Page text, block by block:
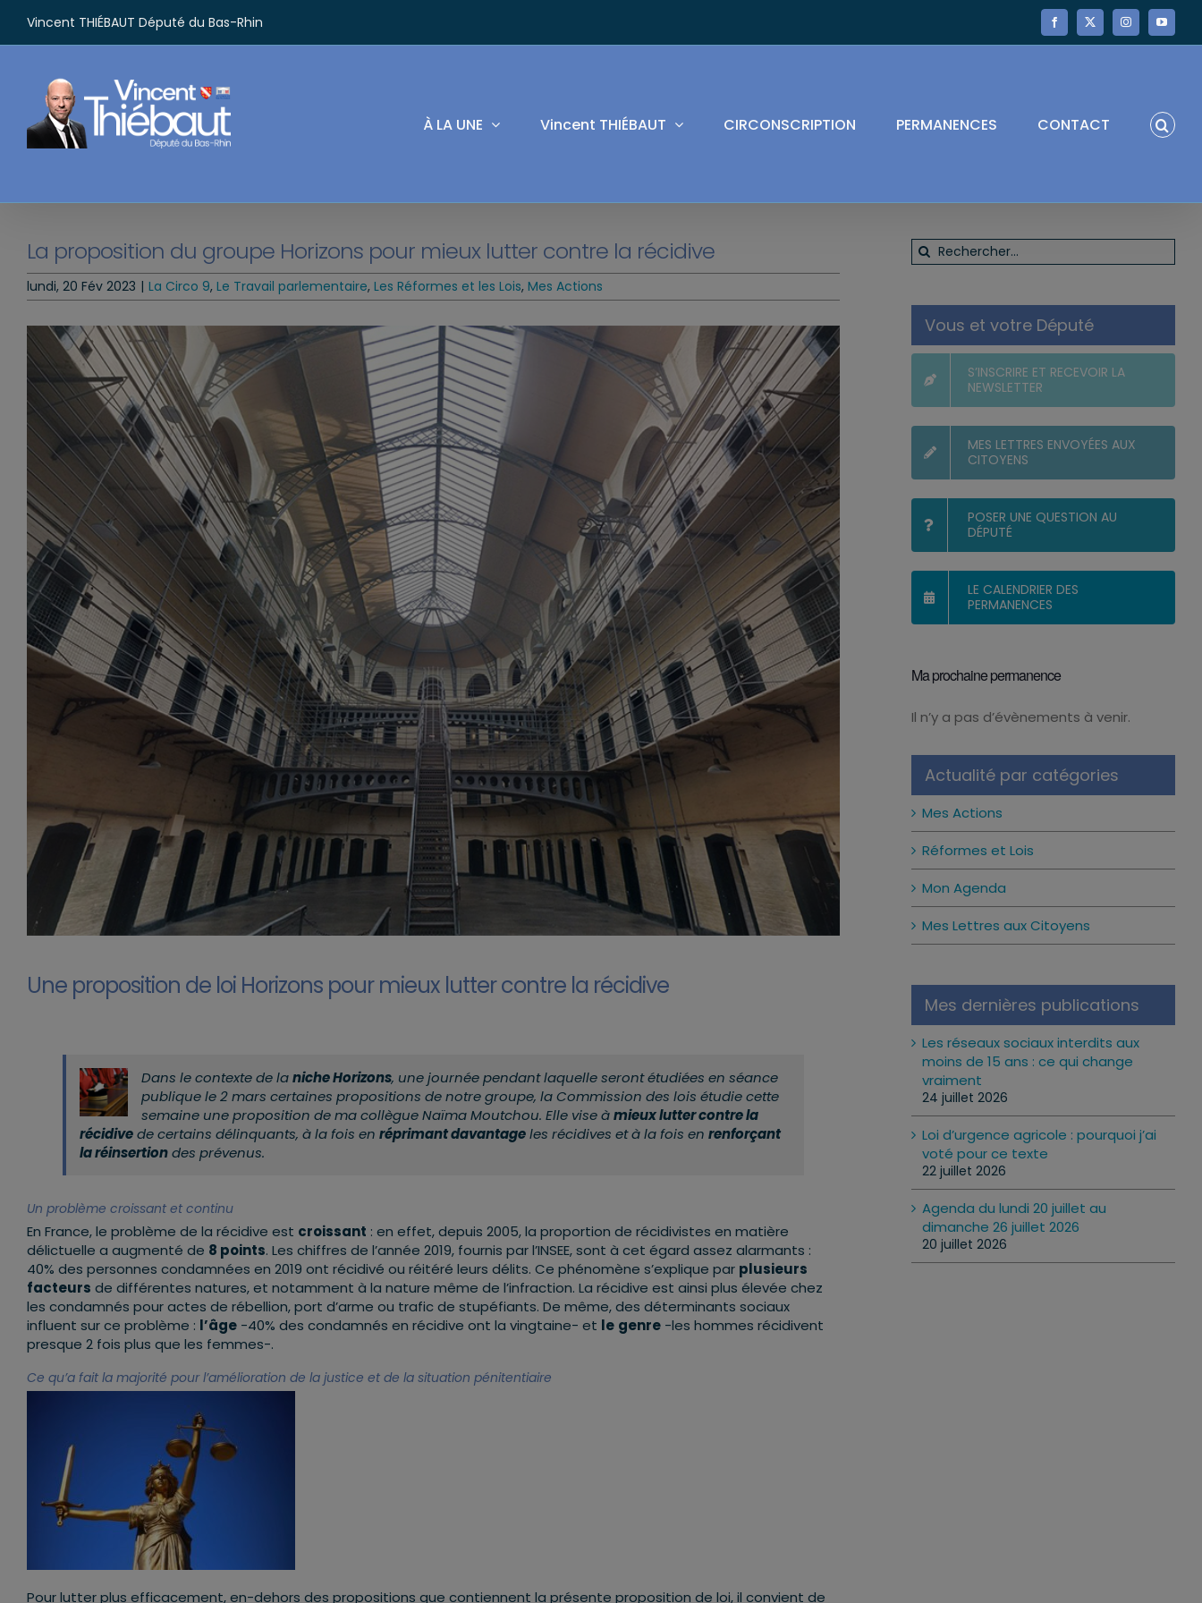
contenu
Vincent THIÉBAUT Député du Bas-Rhin Facebook
X InstagramYouTube
À LA UNE Vincent THIÉBAUT CIRCONSCRIPTION PERMANENCES CONTACT
La proposition du groupe Horizons pour mieux lutter contre la récidive
lundi, 20 Fév 2023 | La Circo 9, Le Travail parlementaire, Les Réformes et les Lois, Mes Actions
Une proposition de loi Horizons pour mieux lutter contre la récidive
Dans le contexte de laniche Horizons, une journée pendant laquelle seront étudiées en séance
publique le 2 mars certaines propositions de notre groupe, la Commission des lois étudie cette
semaine une proposition de ma collègue Naïma Moutchou. Elle vise àmieux lutter contre la
récidivede certains délinquants, à la fois en réprimant davantageles récidives et à la fois en renforçant
la réinsertiondes prévenus.
Un problème croissant et continu
En France, le problème de la récidive est croissant : en effet, depuis 2005, la proportion de récidivistes en matière
délictuelle a augmenté de 8 points. Les chiffres de l’année 2019, fournis par l’INSEE, sont à cet égard assez alarmants :
40% des personnes condamnées en 2019 ont récidivé ou réitéré leurs délits. Ce phénomène s’explique par plusieurs
facteurs de différentes natures, et notamment à la nature même de l’infraction. La récidive est ainsi plus élevée chez
les condamnés pour actes de rébellion, port d’arme ou trafic de stupéfiants. De même, des déterminants sociaux
influent sur ce problème : l’âge-40% des condamnés en récidive ont la vingtaine- et le genre-les hommes récidivent
presque 2 fois plus que les femmes-.
Ce qu’a fait la majorité pour l’amélioration de la justice et de la situation pénitentiaire
Pour lutter plus efficacement, en-dehors des propositions que contiennent la présente proposition de loi, il convient de
Rechercher:
Vous et votre Député
S’INSCRIRE ET RECEVOIR LA
NEWSLETTER
MES LETTRES ENVOYÉES AUX
CITOYENS
POSER UNE QUESTION AU
DÉPUTÉ
LE CALENDRIER DES
PERMANENCES
Ma prochaine permanence
Notice
Il n’y a pas d’évènements à venir.
Actualité par catégories
Mes Actions
Réformes et Lois
Mon Agenda
Mes Lettres aux Citoyens
Mes dernières publications
Les réseaux sociaux interdits aux
moins de 15 ans : ce qui change
vraiment
24 juillet 2026
Loi d’urgence agricole : pourquoi j’ai
voté pour ce texte
22 juillet 2026
Agenda du lundi 20 juillet au
dimanche 26 juillet 2026
20 juillet 2026